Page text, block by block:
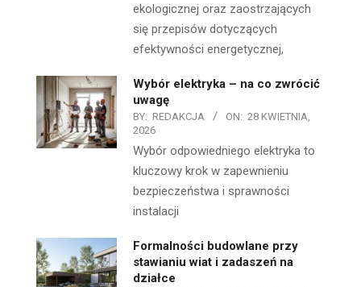
ekologicznej oraz zaostrzających
się przepisów dotyczących
efektywności energetycznej,
Wybór elektryka – na co zwrócić
uwagę
BY: REDAKCJA ON: 28 KWIETNIA,
2026
Wybór odpowiedniego elektryka to
kluczowy krok w zapewnieniu
bezpieczeństwa i sprawności
instalacji
Formalności budowlane przy
stawianiu wiat i zadaszeń na
działce